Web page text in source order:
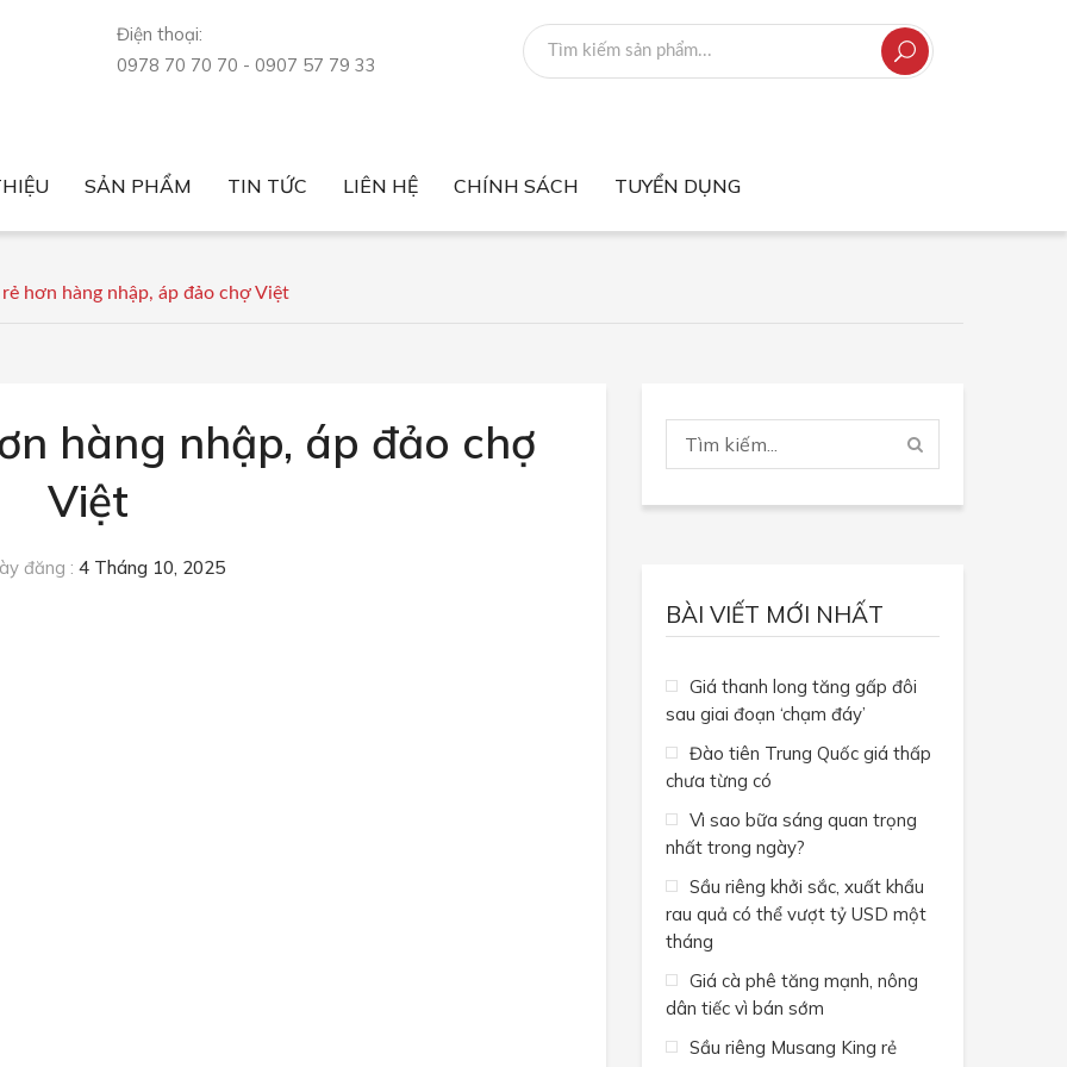
Điện thoại:
0978 70 70 70 - 0907 57 79 33
SẢN PHẨM TIN TỨC LIÊN HỆ CHÍNH SÁCH TUYỂN DỤNG
hơn hàng nhập, áp đảo chợ Việt
hàng nhập, áp đảo chợ
Việt
đăng : 4 Tháng 10, 2025
BÀI VIẾT MỚI NHẤT
Giá thanh long tăng gấp đôi
sau giai đoạn ‘chạm đáy’
Đào tiên Trung Quốc giá thấp
chưa từng có
Vì sao bữa sáng quan trọng
nhất trong ngày?
Sầu riêng khởi sắc, xuất khẩu
rau quả có thể vượt tỷ USD một
tháng
Giá cà phê tăng mạnh, nông
dân tiếc vì bán sớm
Sầu riêng Musang King rẻ